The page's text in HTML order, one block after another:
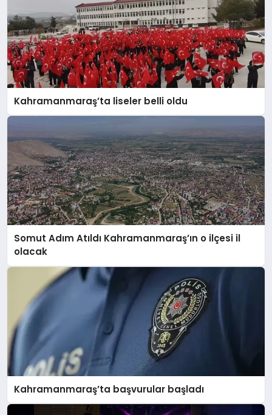
Kahramanmaraş’ta liseler belli oldu
Somut Adım Atıldı Kahramanmaraş’ın o ilçesi il
olacak
Kahramanmaraş’ta başvurular başladı